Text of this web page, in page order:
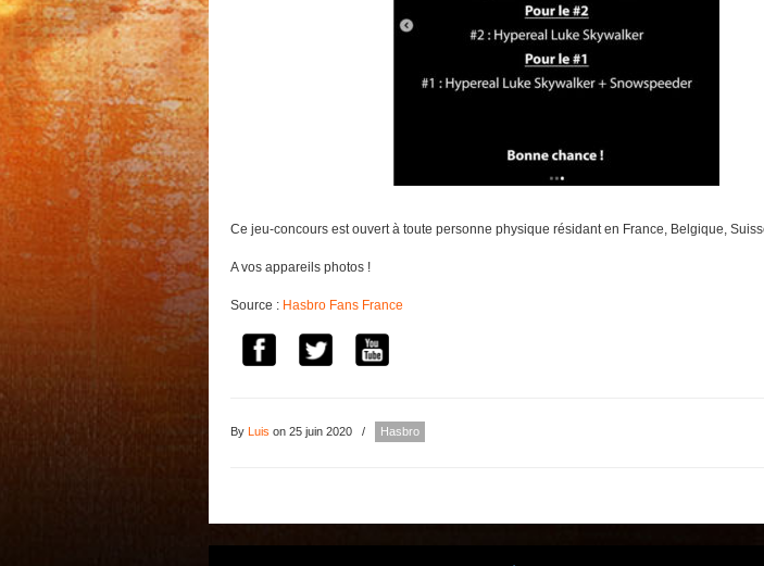
Ce jeu-concours est ouvert à toute personne physique résidant en France, Belgique,
A vos appareils photos !
Source : Hasbro Fans France
By Luis on 25 juin 2020 / Hasbro